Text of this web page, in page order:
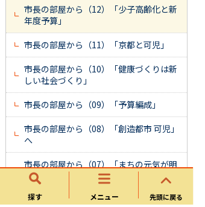
探す メニュー 先頭に戻る
市長の部屋から（12）「少子高齢化と新
年度予算」
市長の部屋から（11）「京都と可児」
市長の部屋から（10）「健康づくりは新
しい社会づくり」
市長の部屋から（09）「予算編成」
市長の部屋から（08）「創造都市 可児」
へ
市長の部屋から（07）「まちの元気が明
日を創る」
市長の部屋から（06）「達成と新たなチ